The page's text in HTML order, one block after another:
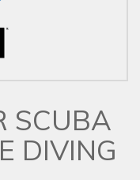
SCUBA
DIVING